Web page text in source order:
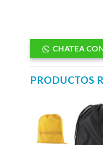
CHATEA
PRODUCTOS